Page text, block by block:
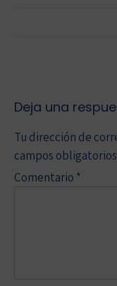
Deja una
Tu dirección de
campos
Comentario *